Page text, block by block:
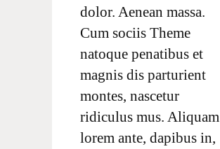
dolor. Aenean massa.
Cum sociis Theme
natoque penatibus et
magnis dis parturient
montes, nascetur
ridiculus mus. Aliquam
lorem ante, dapibus in,